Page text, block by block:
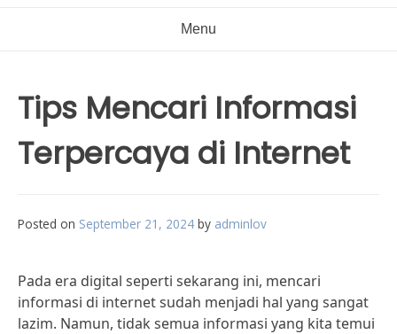
Menu
Tips Mencari Informasi
Terpercaya di Internet
Posted on September 21, 2024 by adminlov
Pada era digital seperti sekarang ini, mencari
informasi di internet sudah menjadi hal yang sangat
lazim. Namun, tidak semua informasi yang kita temui